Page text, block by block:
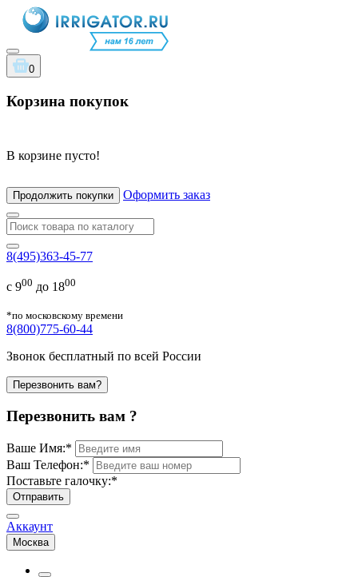
0
Корзина покупок
В корзине пусто!
Продолжить покупки Оформить заказ
8(495)363-45-77
с 900 до 1800
*по московскому времени
8(800)775-60-44
Звонок бесплатный по всей России
Перезвонить вам?
Перезвонить вам ?
Ваше Имя:*
Ваш Телефон:*
Поставьте галочку:*
Отправить
Аккаунт
Москва